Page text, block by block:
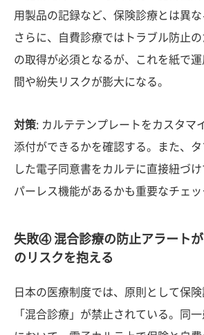
用製品の記録など、保険診療とは異な
さらに、自費診療ではトラブル防止の
の取得が必須となるが、これを紙で
間や紛失リスクが膨大になる。
対策: カルテテンプレートをカスタマ
添付ができるかを確認する。また、
した電子同意書をカルテに直接紐づ
パーレス機能があるかも重要なチェッ
失敗④ 混合診療の防止アラート
のリスクを抱える
日本の医療制度では、原則として保
「混合診療」が禁止されている。同